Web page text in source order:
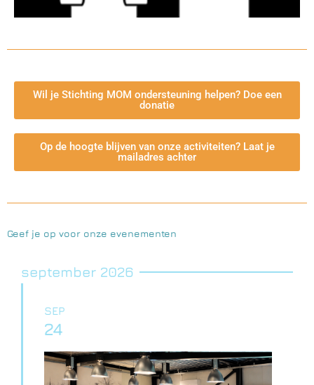
Wil je Stichting MOM ondersteuning helpen? Doe een
donatie
Op de hoogte blijven van onze activiteiten? Laat je
mailadres achter
Geef je op voor onze evenementen
september 2026
SEP
24